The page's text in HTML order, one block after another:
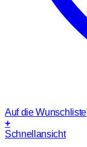
Auf die Wunschliste
+
Schnellansicht